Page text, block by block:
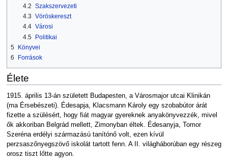
4.2 Szakszervezeti
4.3 Vöröskereszt
4.4 Városi
4.5 Politikai
5 Könyvei
6
Források
Élete
1915. április 13-án született Budapesten, a Városmajor utcai Klinikán
(ma Érsebészeti). Édesapja, Klacsmann Károly egy szobabútor árát
fizette a szülésért, hogy fiát magyar gyereknek anyakönyvezzék, mivel
ők akkoriban Belgrád mellett, Zimonyban éltek. Édesanyja, Tomor
Szeréna erdélyi származású tanítónő volt, ezen kívül
perzsaszőnyegszövő iskolát tartott fenn. A II. világháborúban egy részeg
orosz tiszt lőtte agyon.